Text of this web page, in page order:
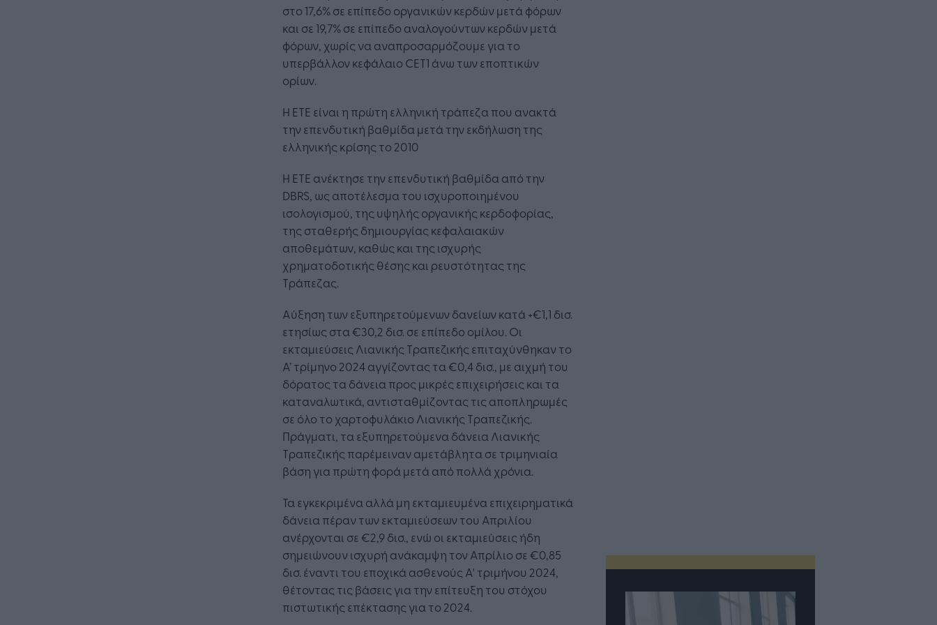
στο 17,6% σε επίπεδο οργανικών κερδών μετά φόρων
και σε 19,7% σε επίπεδο αναλογούντων κερδών μετά
φόρων, χωρίς να αναπροσαρμόζουμε για το
υπερβάλλον κεφάλαιο CET1 άνω των εποπτικών
ορίων.
Η ΕΤΕ είναι η πρώτη ελληνική τράπεζα που ανακτά
την επενδυτική βαθμίδα μετά την εκδήλωση της
ελληνικής κρίσης το 2010
Η ΕΤΕ ανέκτησε την επενδυτική βαθμίδα από την
DBRS, ως αποτέλεσμα του ισχυροποιημένου
ισολογισμού, της υψηλής οργανικής κερδοφορίας,
της σταθερής δημιουργίας κεφαλαιακών
αποθεμάτων, καθώς και της ισχυρής
χρηματοδοτικής θέσης και ρευστότητας της
Τράπεζας.
Αύξηση των εξυπηρετούμενων δανείων κατά +€1,1 δισ.
ετησίως στα €30,2 δισ. σε επίπεδο ομίλου. Οι
εκταμιεύσεις Λιανικής Τραπεζικής επιταχύνθηκαν το
Α’ τρίμηνο 2024 αγγίζοντας τα €0,4 δισ., με αιχμή του
δόρατος τα δάνεια προς μικρές επιχειρήσεις και τα
καταναλωτικά, αντισταθμίζοντας τις αποπληρωμές
σε όλο το χαρτοφυλάκιο Λιανικής Τραπεζικής.
Πράγματι, τα εξυπηρετούμενα δάνεια Λιανικής
Τραπεζικής παρέμειναν αμετάβλητα σε τριμηνιαία
βάση για πρώτη φορά μετά από πολλά χρόνια.
Τα εγκεκριμένα αλλά μη εκταμιευμένα επιχειρηματικά
δάνεια πέραν των εκταμιεύσεων του Απριλίου
ανέρχονται σε €2,9 δισ., ενώ οι εκταμιεύσεις ήδη
σημειώνουν ισχυρή ανάκαμψη τον Απρίλιο σε €0,85
δισ. έναντι του εποχικά ασθενούς Α' τριμήνου 2024,
θέτοντας τις βάσεις για την επίτευξη του στόχου
πιστωτικής επέκτασης για το 2024.